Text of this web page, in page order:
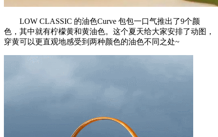
LOW CLASSIC 的油色Curve 包包一口气推出了9个颜
色，其中就有柠檬黄和黄油色。这个夏天给大家安排了动图，
穿黄可以更直观地感受到两种颜色的油色不同之处~